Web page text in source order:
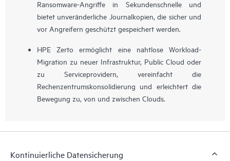
Ransomware-Angriffe in Sekundenschnelle und
bietet unveränderliche Journalkopien, die sicher und
vor Angreifern geschützt gespeichert werden.
HPE Zerto ermöglicht eine nahtlose Workload-
Migration zu neuer Infrastruktur, Public Cloud oder
zu Serviceprovidern, vereinfacht die
Rechenzentrumskonsolidierung und erleichtert die
Bewegung zu, von und zwischen Clouds.
Kontinuierliche Datensicherung